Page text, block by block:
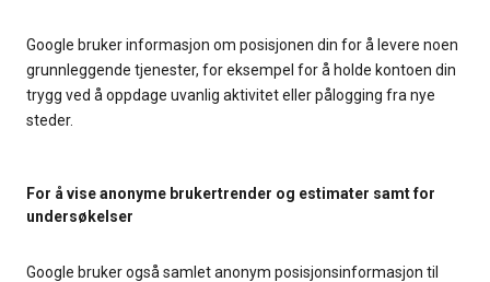
Google bruker informasjon om posisjonen din for å levere noen
grunnleggende tjenester, for eksempel for å holde kontoen din
trygg ved å oppdage uvanlig aktivitet eller pålogging fra nye
steder.
For å vise anonyme brukertrender og estimater samt for
undersøkelser
Google bruker også samlet anonym posisjonsinformasjon til